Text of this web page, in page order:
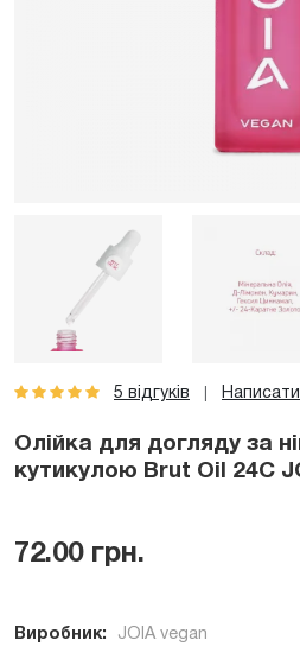
5 відгуків Написати
Олійка для догляду за
кутикулою Brut Oil 24С
72.00 грн.
Виробник: JOIA vegan